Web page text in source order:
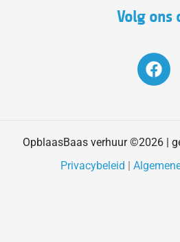
Volg ons
F
a
o
o
k
OpblaasBaas verhuur ©2026 |
Privacybeleid |